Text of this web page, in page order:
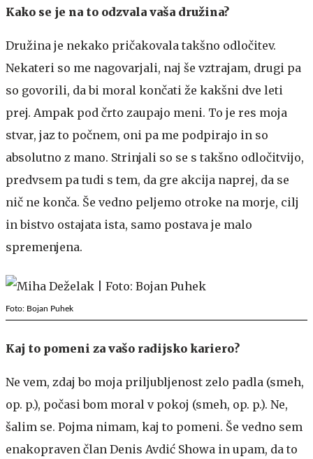
Kako se je na to odzvala vaša družina?
Družina je nekako pričakovala takšno odločitev.
Nekateri so me nagovarjali, naj še vztrajam, drugi pa
so govorili, da bi moral končati že kakšni dve leti
prej. Ampak pod črto zaupajo meni. To je res moja
stvar, jaz to počnem, oni pa me podpirajo in so
absolutno z mano. Strinjali so se s takšno odločitvijo,
predvsem pa tudi s tem, da gre akcija naprej, da se
nič ne konča. Še vedno peljemo otroke na morje, cilj
in bistvo ostajata ista, samo postava je malo
spremenjena.
Foto: Bojan Puhek
Kaj to pomeni za vašo radijsko kariero?
Ne vem, zdaj bo moja priljubljenost zelo padla (smeh,
op. p.), počasi bom moral v pokoj (smeh, op. p.). Ne,
šalim se. Pojma nimam, kaj to pomeni. Še vedno sem
enakopraven član Denis Avdić Showa in upam, da to